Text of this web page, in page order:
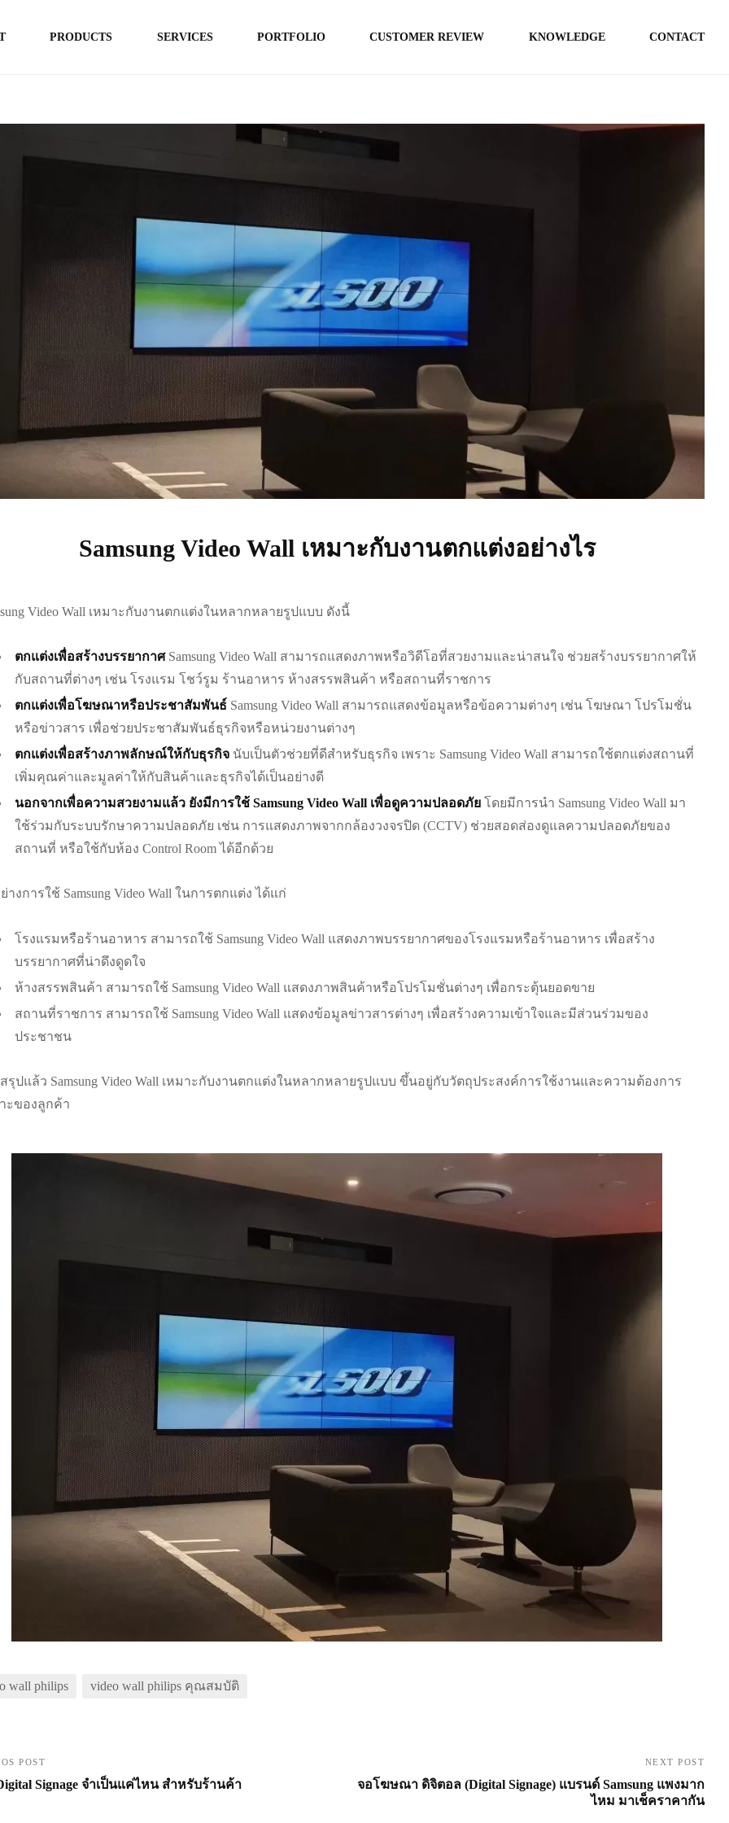
PRODUCTS SERVICES PORTFOLIO CUSTOMER REVIEW KNOWLEDGE CONTACT
Samsung Video Wall เหมาะกับงานตกแต่งอย่างไร
Video Wall เหมาะกับงานตกแต่งในหลากหลายรูปแบบ ดังนี้
ตกแต่งเพื่อสร้างบรรยากาศSamsung Video Wall สามารถแสดงภาพหรือวิดีโอที่สวยงามและน่าสนใจ ช่วยสร้างบรรยากาศให้
กับสถานที่ต่างๆ เช่น โรงแรม โชว์รูม ร้านอาหาร ห้างสรรพสินค้า หรือสถานที่ราชการ
ตกแต่งเพื่อโฆษณาหรือประชาสัมพันธ์ Samsung Video Wall สามารถแสดงข้อมูลหรือข้อความต่างๆ เช่น โฆษณา โปรโมชั่น
หรือข่าวสาร เพื่อช่วยประชาสัมพันธ์ธุรกิจหรือหน่วยงานต่างๆ
ตกแต่งเพื่อสร้างภาพลักษณ์ให้กับธุรกิจ นับเป็นตัวช่วยที่ดีสำหรับธุรกิจ เพราะ Samsung Video Wall สามารถใช้ตกแต่งสถานที่
เพิ่มคุณค่าและมูลค่าให้กับสินค้าและธุรกิจได้เป็นอย่างดี
นอกจากเพื่อความสวยงามแล้ว ยังมีการใช้ Samsung Video Wall เพื่อดูความปลอดภัย โดยมีการนำ Samsung Video Wall มา
ใช้ร่วมกับระบบรักษาความปลอดภัย เช่น การแสดงภาพจากกล้องวงจรปิด (CCTV) ช่วยสอดส่องดูแลความปลอดภัยของ
สถานที่ หรือใช้กับห้อง Control Room ได้อีกด้วย
างการใช้ Samsung Video Wall ในการตกแต่ง ได้แก่
โรงแรมหรือร้านอาหาร สามารถใช้ Samsung Video Wall แสดงภาพบรรยากาศของโรงแรมหรือร้านอาหาร เพื่อสร้าง
บรรยากาศที่น่าดึงดูดใจ
ห้างสรรพสินค้า สามารถใช้ Samsung Video Wall แสดงภาพสินค้าหรือโปรโมชั่นต่างๆ เพื่อกระตุ้นยอดขาย
สถานที่ราชการ สามารถใช้ Samsung Video Wall แสดงข้อมูลข่าวสารต่างๆ เพื่อสร้างความเข้าใจและมีส่วนร่วมของ
ประชาชน
รุปแล้ว Samsung Video Wall เหมาะกับงานตกแต่งในหลากหลายรูปแบบ ขึ้นอยู่กับวัตถุประสงค์การใช้งานและความต้องการ
ะของลูกค้า
wall philips video wall philips คุณสมบัติ
POST
Signage จำเป็นแค่ไหน สำหรับร้านค้า
NEXT POST
จอโฆษณา ดิจิตอล (Digital Signage) แบรนด์ Samsung แพงมาก
ไหม มาเช็คราคากัน